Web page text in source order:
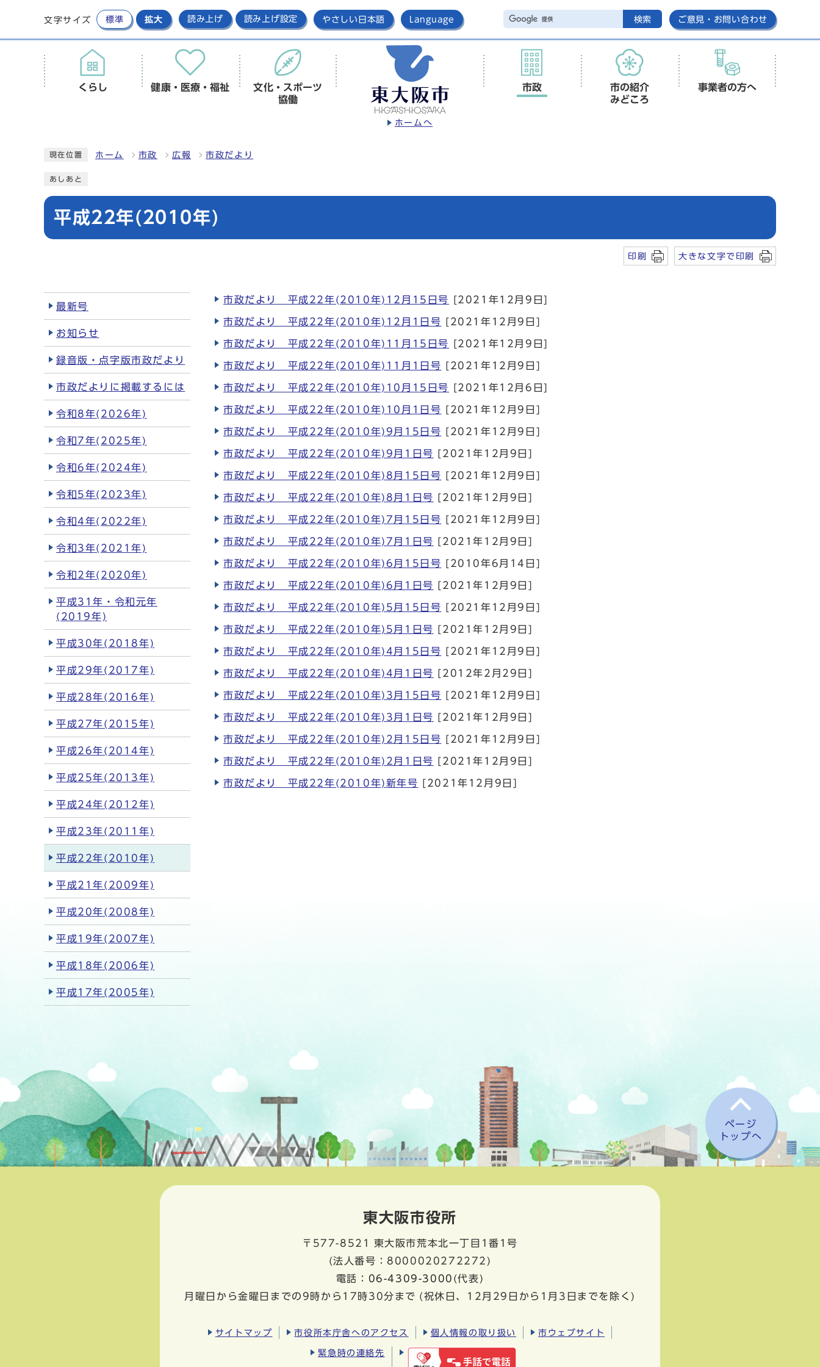
文字サイズ 標準 拡大 読み上げ 読み上げ設定 やさしい日本語 Language 検索 ご意見・お問い合わせ
ホームへ
くらし 健康・医療・福祉
文化・スポーツ
協働
市政
市の紹介
みどころ
事業者の方へ
現在位置 ホーム 市政 広報 市政だより
あしあと
平成22年(2010年)
印刷 大きな文字で印刷
市政だより 平成22年(2010年)12月15日号 [2021年12月9日]
市政だより 平成22年(2010年)12月1日号 [2021年12月9日]
市政だより 平成22年(2010年)11月15日号 [2021年12月9日]
市政だより 平成22年(2010年)11月1日号 [2021年12月9日]
市政だより 平成22年(2010年)10月15日号 [2021年12月6日]
市政だより 平成22年(2010年)10月1日号 [2021年12月9日]
市政だより 平成22年(2010年)9月15日号 [2021年12月9日]
市政だより 平成22年(2010年)9月1日号 [2021年12月9日]
市政だより 平成22年(2010年)8月15日号 [2021年12月9日]
市政だより 平成22年(2010年)8月1日号 [2021年12月9日]
市政だより 平成22年(2010年)7月15日号 [2021年12月9日]
市政だより 平成22年(2010年)7月1日号 [2021年12月9日]
市政だより 平成22年(2010年)6月15日号 [2010年6月14日]
市政だより 平成22年(2010年)6月1日号 [2021年12月9日]
市政だより 平成22年(2010年)5月15日号 [2021年12月9日]
市政だより 平成22年(2010年)5月1日号 [2021年12月9日]
市政だより 平成22年(2010年)4月15日号 [2021年12月9日]
市政だより 平成22年(2010年)4月1日号 [2012年2月29日]
市政だより 平成22年(2010年)3月15日号 [2021年12月9日]
市政だより 平成22年(2010年)3月1日号 [2021年12月9日]
市政だより 平成22年(2010年)2月15日号 [2021年12月9日]
市政だより 平成22年(2010年)2月1日号 [2021年12月9日]
市政だより 平成22年(2010年)新年号 [2021年12月9日]
最新号
お知らせ
録音版・点字版市政だより
市政だよりに掲載するには
令和8年(2026年)
令和7年(2025年)
令和6年(2024年)
令和5年(2023年)
令和4年(2022年)
令和3年(2021年)
令和2年(2020年)
平成31年・令和元年
(2019年)
平成30年(2018年)
平成29年(2017年)
平成28年(2016年)
平成27年(2015年)
平成26年(2014年)
平成25年(2013年)
平成24年(2012年)
平成23年(2011年)
平成22年(2010年)
平成21年(2009年)
平成20年(2008年)
平成19年(2007年)
平成18年(2006年)
平成17年(2005年)
ページ
トップへ
東大阪市役所
〒577-8521
東大阪市荒本北一丁目1番1号
(法人番号：8000020272272)
電話： 06-4309-3000 (代表)
月曜日から金曜日までの9時から17時30分まで (祝休日、12月29日から1月3日までを除く)
サイトマップ 市役所本庁舎へのアクセス 個人情報の取り扱い 市ウェブサイト
緊急時の連絡先